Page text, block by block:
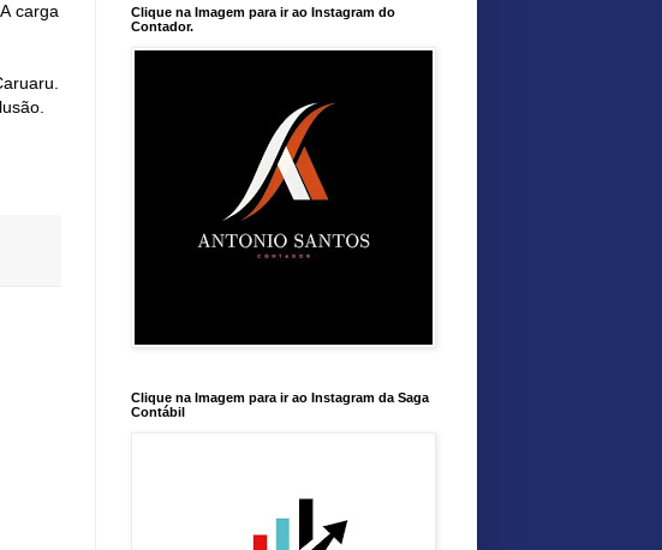
carga
Clique na Imagem para ir ao Instagram do
Contador.
Clique na Imagem para ir ao Instagram da Saga
Contábil